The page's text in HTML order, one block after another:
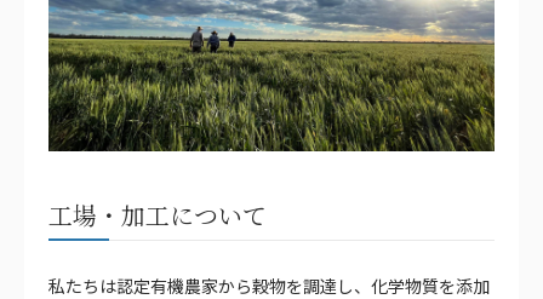
工場・加工について
私たちは認定有機農家から穀物を調達し、化学物質を添加